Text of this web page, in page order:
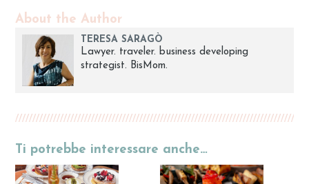
About the Author
TERESA SARAGÒ
Lawyer. traveler. business developing
strategist. BisMom.
Ti potrebbe interessare anche…